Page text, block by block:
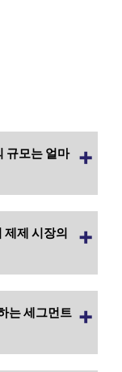
규모는 얼마
제 시장의
는 세그먼트